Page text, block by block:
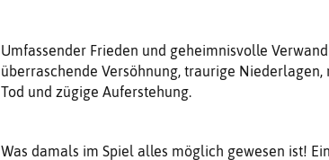
Umfassender Frieden und geheimnisvolle
überraschende Versöhnung, traurige
Tod und zügige Auferstehung.
Was damals im Spiel alles möglich gewesen ist!